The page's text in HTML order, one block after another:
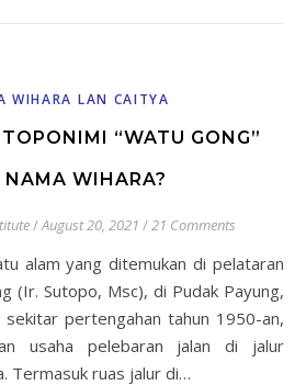
WIHARA LAN CAITYA
“WATU GONG”
NAMA WIHARA?
/August 20, 2021 /21 Comments
(Ir. Sutopo, Msc), di Pudak Payung,
sekitar pertengahan tahun 1950-an,
usaha pelebaran jalan di jalur
Termasuk ruas jalur di…